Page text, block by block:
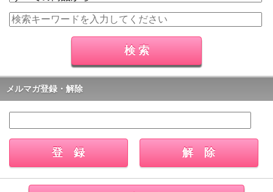
メルマガ登録・解除